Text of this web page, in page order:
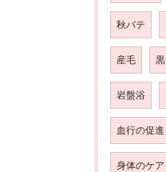
秋バテ
産毛
岩盤浴
血行の促進
身体のケア